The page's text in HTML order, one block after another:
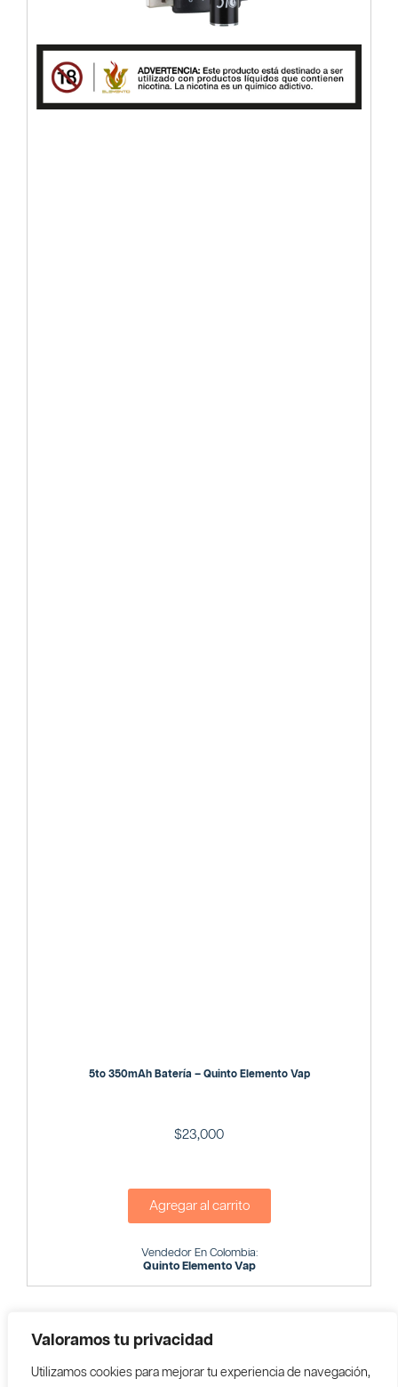
Valoramos tu privacidad
Utilizamos cookies para mejorar tu experiencia de navegación,
5to 350mAh Batería – Quinto Elemento Vap
$23,000
Agregar al carrito
Vendedor En Colombia:
Quinto Elemento Vap